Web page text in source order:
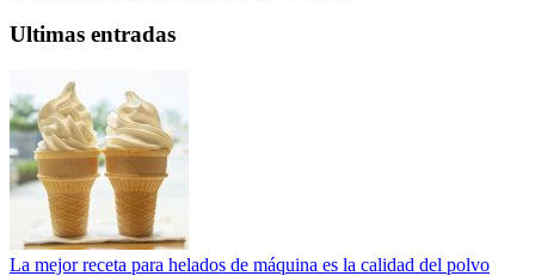
Ultimas entradas
La mejor receta para helados de máquina es la calidad del polvo